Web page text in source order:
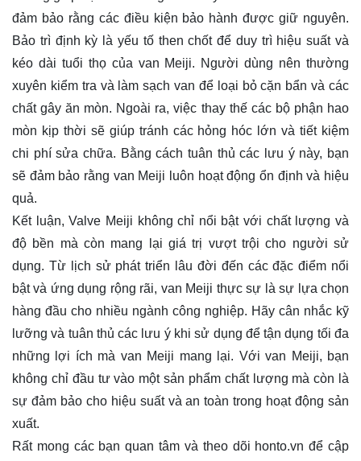
đảm bảo rằng các điều kiện bảo hành được giữ nguyên.
Bảo trì định kỳ là yếu tố then chốt để duy trì hiệu suất và
kéo dài tuổi thọ của van Meiji. Người dùng nên thường
xuyên kiểm tra và làm sạch van để loại bỏ cặn bẩn và các
chất gây ăn mòn. Ngoài ra, việc thay thế các bộ phận hao
mòn kịp thời sẽ giúp tránh các hỏng hóc lớn và tiết kiệm
chi phí sửa chữa. Bằng cách tuân thủ các lưu ý này, bạn
sẽ đảm bảo rằng van Meiji luôn hoạt động ổn định và hiệu
quả.
Kết luận, Valve Meiji không chỉ nổi bật với chất lượng và
độ bền mà còn mang lại giá trị vượt trội cho người sử
dụng. Từ lịch sử phát triển lâu đời đến các đặc điểm nổi
bật và ứng dụng rộng rãi, van Meiji thực sự là sự lựa chọn
hàng đầu cho nhiều ngành công nghiệp. Hãy cân nhắc kỹ
lưỡng và tuân thủ các lưu ý khi sử dụng để tận dụng tối đa
những lợi ích mà van Meiji mang lại. Với van Meiji, bạn
không chỉ đầu tư vào một sản phẩm chất lượng mà còn là
sự đảm bảo cho hiệu suất và an toàn trong hoạt động sản
xuất.
Rất mong các bạn quan tâm và theo dõi honto.vn để cập